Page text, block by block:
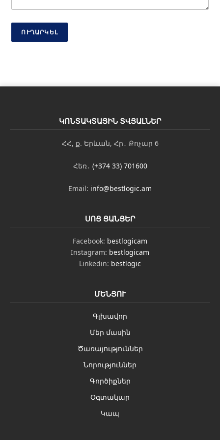
ւ
յ
ւ
ՈՒՂԱՐԿԵԼ
ԿՈՆՏԱԿՏԱՅԻՆ ՏՎՅԱԼՆԵՐ
ՀՀ, ք. Երևան, Հր․ Քոչար 6
Հեռ․ (+374 33) 701600
Email: info@bestlogic.am
ՍՈՑ ՑԱՆՑԵՐ
Facebook: bestlogicam
Instagram: bestlogicam
Linkedin: bestlogic
ՄԵՆՅՈՒ
Գլխավոր
Մեր մասին
Ծառայություններ
Նորություններ
Գործիքներ
Օգտակար
Կապ